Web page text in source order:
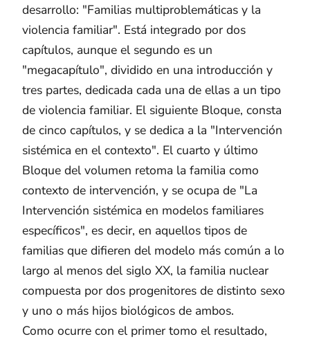
desarrollo: "Familias multiproblemáticas y la
violencia familiar". Está integrado por dos
capítulos, aunque el segundo es un
"megacapítulo", dividido en una introducción y
tres partes, dedicada cada una de ellas a un tipo
de violencia familiar. El siguiente Bloque, consta
de cinco capítulos, y se dedica a la "Intervención
sistémica en el contexto". El cuarto y último
Bloque del volumen retoma la familia como
contexto de intervención, y se ocupa de "La
Intervención sistémica en modelos familiares
específicos", es decir, en aquellos tipos de
familias que difieren del modelo más común a lo
largo al menos del siglo XX, la familia nuclear
compuesta por dos progenitores de distinto sexo
y uno o más hijos biológicos de ambos.
Como ocurre con el primer tomo el resultado,